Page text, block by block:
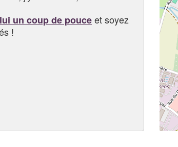
un coup de pouceet soyez
!